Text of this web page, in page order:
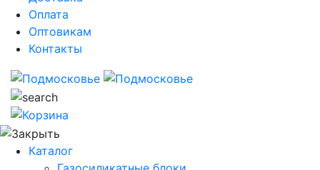
Оплата
Оптовикам
Контакты
Каталог